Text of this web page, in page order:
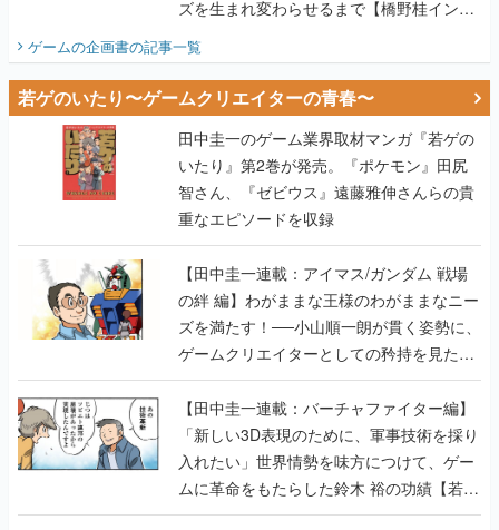
ズを生まれ変わらせるまで【橋野桂インタ
ビュー】
ゲームの企画書の記事一覧
若ゲのいたり〜ゲームクリエイターの青春〜
田中圭一のゲーム業界取材マンガ『若ゲの
いたり』第2巻が発売。『ポケモン』田尻
智さん、『ゼビウス』遠藤雅伸さんらの貴
重なエピソードを収録
【田中圭一連載：アイマス/ガンダム 戦場
の絆 編】わがままな王様のわがままなニー
ズを満たす！──小山順一朗が貫く姿勢に、
ゲームクリエイターとしての矜持を見た
【若ゲのいたり最終回】
【田中圭一連載：バーチャファイター編】
「新しい3D表現のために、軍事技術を採り
入れたい」世界情勢を味方につけて、ゲー
ムに革命をもたらした鈴木 裕の功績【若ゲ
のいたり】